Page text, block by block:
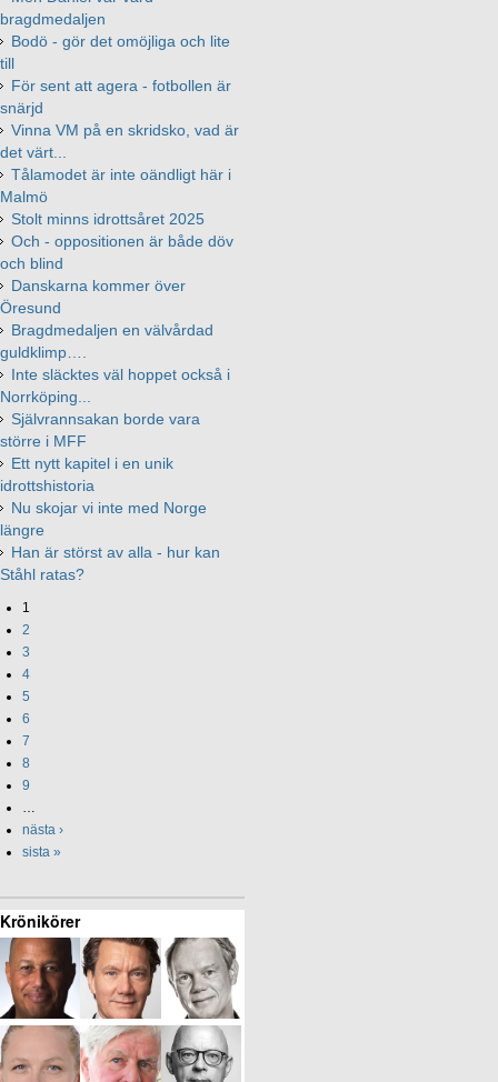
bragdmedaljen
Bodö - gör det omöjliga och lite
till
För sent att agera - fotbollen är
snärjd
Vinna VM på en skridsko, vad är
det värt...
Tålamodet är inte oändligt här i
Malmö
Stolt minns idrottsåret 2025
Och - oppositionen är både döv
och blind
Danskarna kommer över
Öresund
Bragdmedaljen en välvårdad
guldklimp….
Inte släcktes väl hoppet också i
Norrköping...
Självrannsakan borde vara
större i MFF
Ett nytt kapitel i en unik
idrottshistoria
Nu skojar vi inte med Norge
längre
Han är störst av alla - hur kan
Ståhl ratas?
1
2
3
4
5
6
7
8
9
…
nästa ›
sista »
Krönikörer